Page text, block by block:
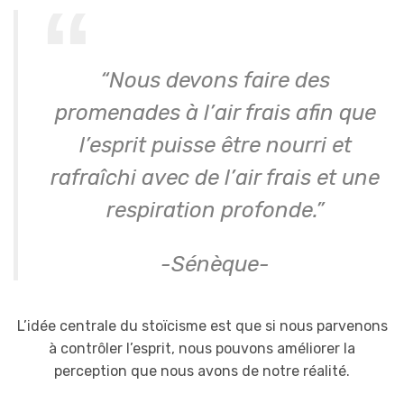
“Nous devons faire des
promenades à l’air frais afin que
l’esprit puisse être nourri et
rafraîchi avec de l’air frais et une
respiration profonde.”
-Sénèque-
L’idée centrale du stoïcisme est que si nous parvenons
à contrôler l’esprit, nous pouvons améliorer la
perception que nous avons de notre réalité.